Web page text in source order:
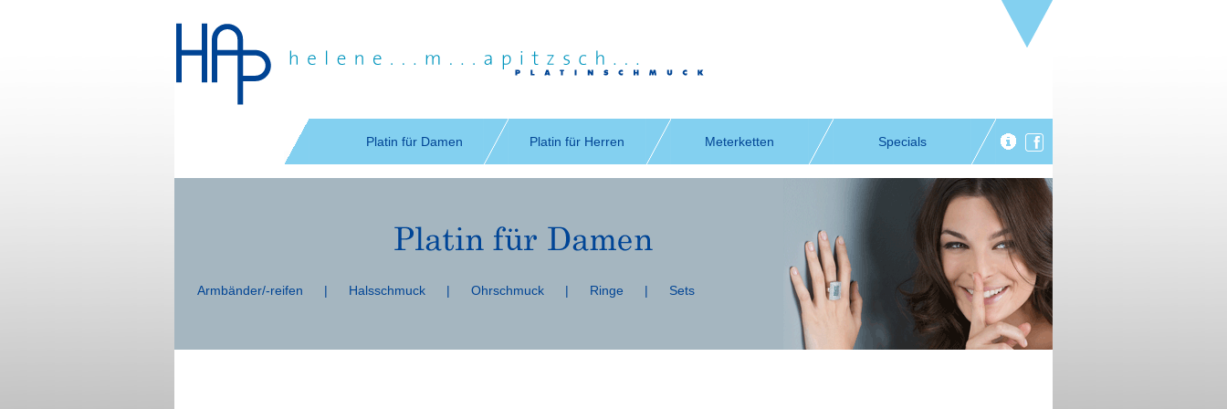
überspringenPlatin für Damen Platin für Herren Meterketten Specials
überspringen
Armbänder/-reifen | Halsschmuck | Ohrschmuck | Ringe | Sets